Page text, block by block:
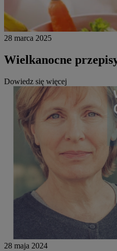
28 marca 2025
Wielkanocne
Dowiedz się więcej
28 maja 2024